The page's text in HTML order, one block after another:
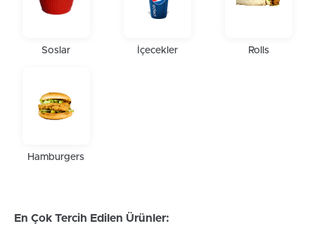
Soslar İçecekler Rolls
Hamburgers
En Çok Tercih Edilen Ürünler: